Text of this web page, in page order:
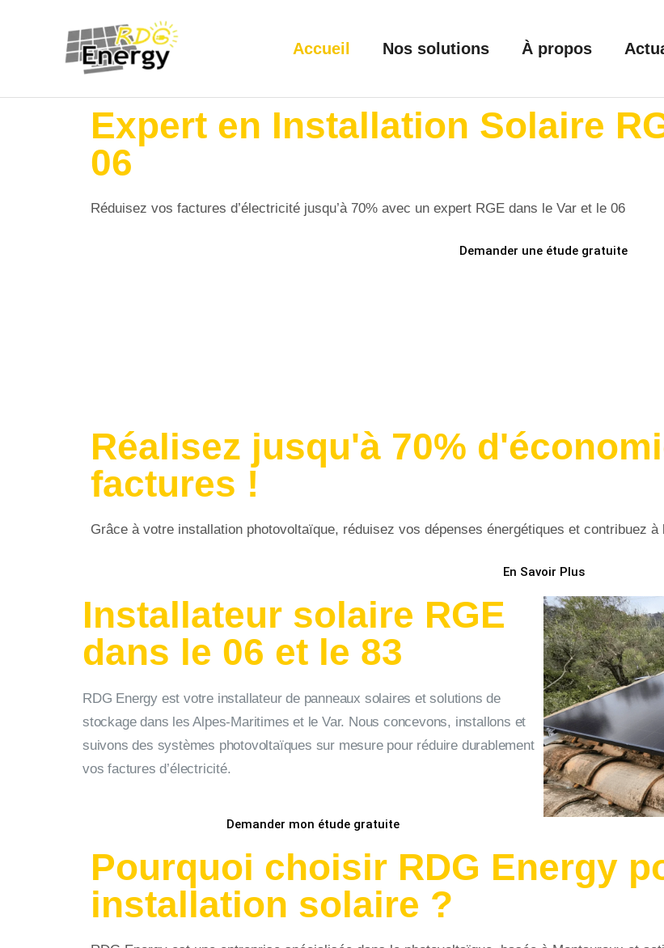
Accueil Nos solutions À propos
Expert en Installation Solaire
06
Réduisez vos factures d’électricité jusqu’à 70% avec un expert RGE dans le Var et le 06
Demander une étude gratuite
Réalisez jusqu'à 70%
factures !
Grâce à votre installation photovoltaïque, réduisez vos dépenses énergétiques et contribuez à
En Savoir Plus
Installateur solaire RGE
dans le 06 et le 83
RDG Energy est votre installateur de panneaux solaires et solutions de
stockage dans les Alpes-Maritimes et le Var. Nous concevons, installons et
suivons des systèmes photovoltaïques sur mesure pour réduire durablement
vos factures d’électricité.
Demander mon étude gratuite
Pourquoi choisir RDG Energy
installation solaire ?